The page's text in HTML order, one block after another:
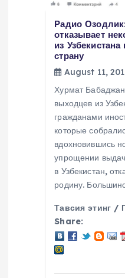
Радио
отказывает
из
страну
August 11,
Хурмат
выходцев из
гражданами
которые
вдохновившись
упрощении
в Узбекистан,
родину.
Тавсия этинг /
Share: